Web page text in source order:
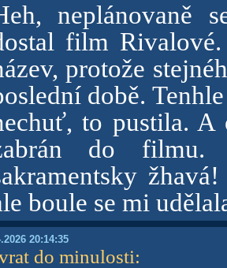
neplánovaně
film
protože
době.
to pustila.
do filmu.
boule se mi
20:14:35
do minulosti: